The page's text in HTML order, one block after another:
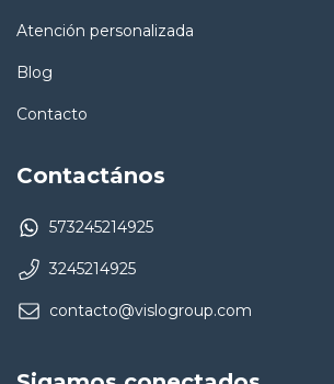
Atención personalizada
Blog
Contacto
Contactános
573245214925
3245214925
contacto@vislogroup.com